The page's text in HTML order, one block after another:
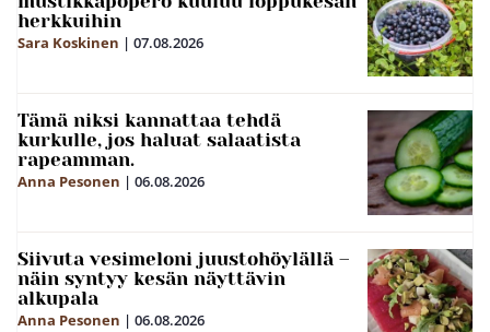
herkkuihin
Sara Koskinen | 07.08.2026
Tämä niksi kannattaa tehdä
kurkulle, jos haluat salaatista
rapeamman.
Anna Pesonen | 06.08.2026
Siivuta vesimeloni juustohöylällä –
näin syntyy kesän näyttävin
alkupala
Anna Pesonen | 06.08.2026